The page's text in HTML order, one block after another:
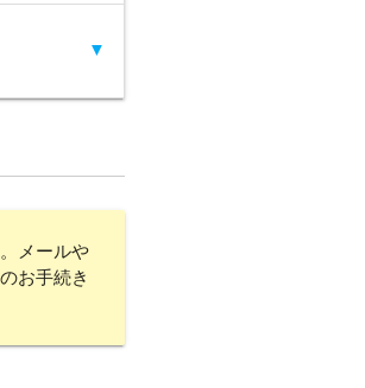
▼
メールや
お手続き